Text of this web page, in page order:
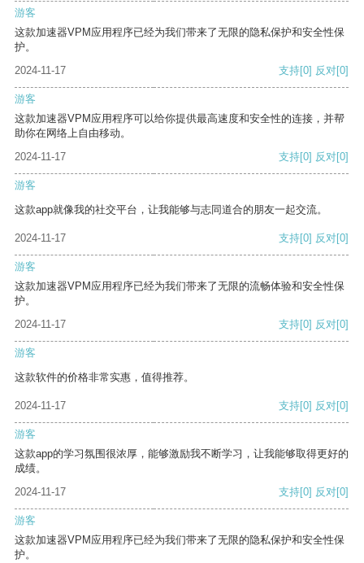
游客
这款加速器VPM应用程序已经为我们带来了无限的隐私保护和安全性保
护。
2024-11-17
支持[0] 反对[0]
游客
这款加速器VPM应用程序可以给你提供最高速度和安全性的连接，并帮
助你在网络上自由移动。
2024-11-17
支持[0] 反对[0]
游客
这款app就像我的社交平台，让我能够与志同道合的朋友一起交流。
2024-11-17 支持[0] 反对[0]
游客
这款加速器VPM应用程序已经为我们带来了无限的流畅体验和安全性保
护。
2024-11-17
支持[0] 反对[0]
游客
这款软件的价格非常实惠，值得推荐。
2024-11-17 支持[0] 反对[0]
游客
这款app的学习氛围很浓厚，能够激励我不断学习，让我能够取得更好的
成绩。
2024-11-17
支持[0] 反对[0]
游客
这款加速器VPM应用程序已经为我们带来了无限的隐私保护和安全性保
护。